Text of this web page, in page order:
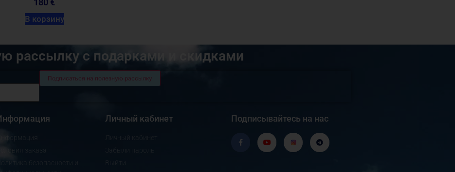
180 €
В корзину
рассылку с подарками и скидками
Личный кабинет Подписывайтесь на нас